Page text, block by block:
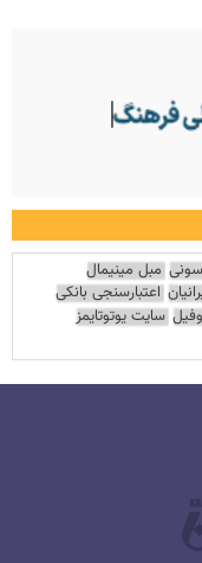
مبل مینیمال
اعتبارسنجی بانکی
سایت یوتوتایمز